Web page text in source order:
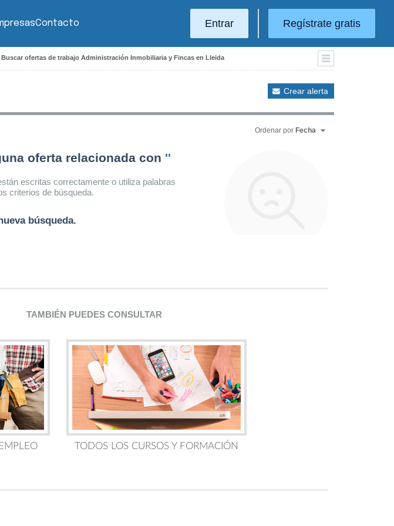
Contacto Entrar Regístrate gratis
Buscar ofertas de trabajo Administración Inmobiliaria y Fincas en Lleida
Crear alerta
Ordenar por Fecha
oferta relacionada con ''
escritas correctamente o utiliza palabras
criterios de búsqueda.
búsqueda.
TAMBIÉN PUEDES CONSULTAR
TODOS LOS CURSOS Y FORMACIÓN